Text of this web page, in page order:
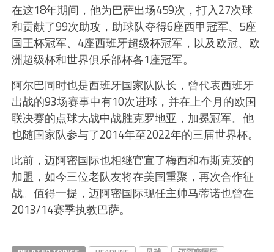
在这18年期间，他为巴萨出场459次，打入27次球
和贡献了99次助攻，助球队夺得6座西甲冠军、5座
国王杯冠军、4座西班牙超级杯冠军，以及欧冠、欧
洲超级杯和世界俱乐部杯各1座冠军。
阿尔巴同时也是西班牙国家队队长，曾代表西班牙
出战的93场赛事中有10次进球，并在上个月的欧国
联决赛的点球大战中战胜克罗地亚，加冕冠军。他
也随国家队参与了2014年至2022年的三届世界杯。
此前，迈阿密国际也相继官宣了梅西和布斯克茨的
加盟，如今三位老队友将在美国重聚，再次合作征
战。值得一提，迈阿密国际现任主帅马蒂诺也曾在
2013/14赛季执教巴萨。